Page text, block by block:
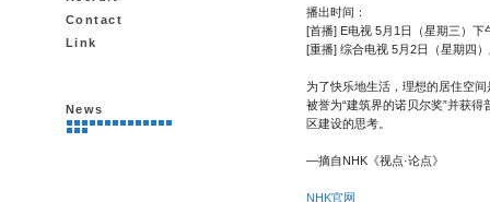
Contact
Link
News
播出时间：
[首播] E电视 5月1日（星期三）下
[重播] 综合电视 5月2日（星期四
为了快乐地生活，理想的居住空
被誉为“建筑界的诺贝尔奖”并获
区建设的思考。
—摘自NHK《视点·论点》
NHK官网